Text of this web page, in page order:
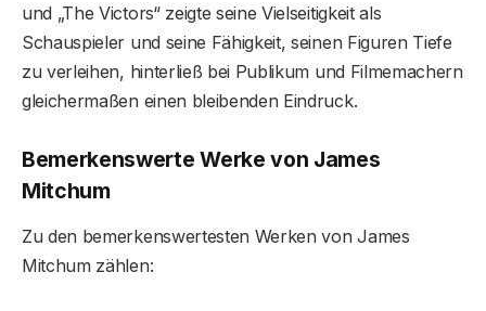
und „The Victors“ zeigte seine Vielseitigkeit als
Schauspieler und seine Fähigkeit, seinen Figuren Tiefe
zu verleihen, hinterließ bei Publikum und Filmemachern
gleichermaßen einen bleibenden Eindruck.
Bemerkenswerte Werke von James
Mitchum
Zu den bemerkenswertesten Werken von James
Mitchum zählen: